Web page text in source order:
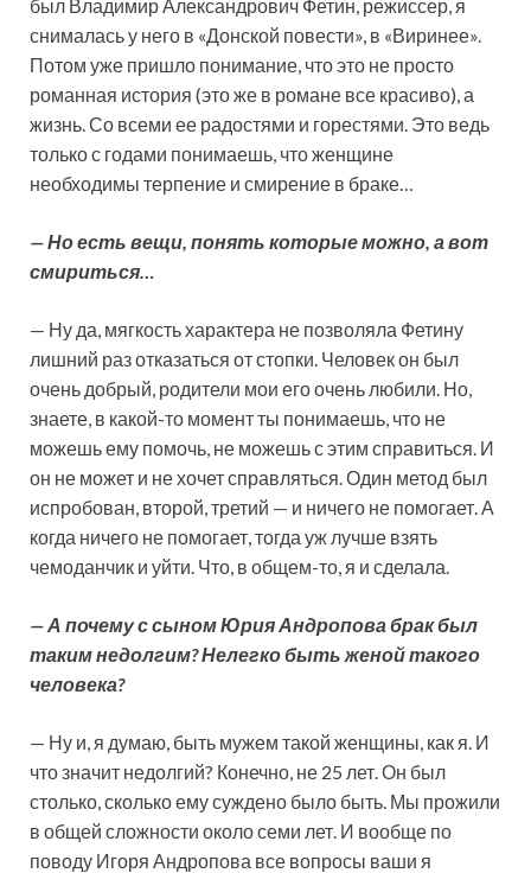
был Владимир Александрович Фетин, режиссер, я
снималась у него в «Донской повести», в «Виринее».
Потом уже пришло понимание, что это не просто
романная история (это же в романе все красиво), а
жизнь. Со всеми ее радостями и горестями. Это ведь
только с годами понимаешь, что женщине
необходимы терпение и смирение в браке…
— Но есть вещи, понять которые можно, а вот
смириться…
— Ну да, мягкость характера не позволяла Фетину
лишний раз отказаться от стопки. Человек он был
очень добрый, родители мои его очень любили. Но,
знаете, в какой-то момент ты понимаешь, что не
можешь ему помочь, не можешь с этим справиться. И
он не может и не хочет справляться. Один метод был
испробован, второй, третий — и ничего не помогает. А
когда ничего не помогает, тогда уж лучше взять
чемоданчик и уйти. Что, в общем-то, я и сделала.
— А почему с сыном Юрия Андропова брак был
таким недолгим? Нелегко быть женой такого
человека?
— Ну и, я думаю, быть мужем такой женщины, как я. И
что значит недолгий? Конечно, не 25 лет. Он был
столько, сколько ему суждено было быть. Мы прожили
в общей сложности около семи лет. И вообще по
поводу Игоря Андропова все вопросы ваши я